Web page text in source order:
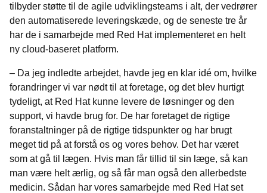
tilbyder støtte til de agile udviklingsteams i alt, der vedrører
den automatiserede leveringskæde, og de seneste tre år
har de i samarbejde med Red Hat implementeret en helt
ny cloud-baseret platform.
– Da jeg indledte arbejdet, havde jeg en klar idé om, hvilke
forandringer vi var nødt til at foretage, og det blev hurtigt
tydeligt, at Red Hat kunne levere de løsninger og den
support, vi havde brug for. De har foretaget de rigtige
foranstaltninger på de rigtige tidspunkter og har brugt
meget tid på at forstå os og vores behov. Det har været
som at gå til lægen. Hvis man får tillid til sin læge, så kan
man være helt ærlig, og så får man også den allerbedste
medicin. Sådan har vores samarbejde med Red Hat set